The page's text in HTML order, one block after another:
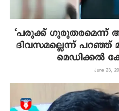
‘പരുക്ക് ഗുരുതരമെന്ന്
ദിവസമല്ലെന്ന് പറഞ്ഞ്
മെഡിക്കല്‍
June 23,